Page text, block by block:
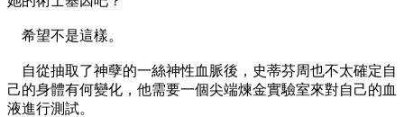
希望不是這樣。
自從抽取了神孽的一絲神性血脈後，史蒂芬周也不太確定自
己的身體有何變化，他需要一個尖端煉金實驗室來對自己的血
液進行測試。